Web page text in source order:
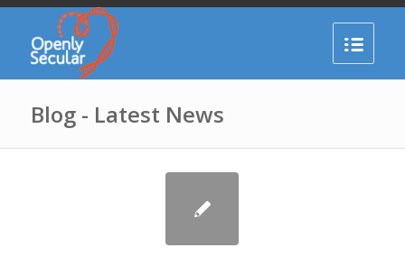
Blog - Latest News